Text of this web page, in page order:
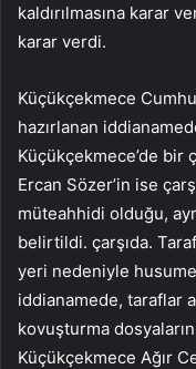
kaldırılmasına karar
karar verdi.
Küçükçekmece
hazırlanan
Küçükçekmece’de bir
Ercan Sözer’in ise
müteahhidi olduğu,
belirtildi. çarşıda.
yeri nedeniyle
iddianamede, taraflar
kovuşturma
Küçükçekmece Ağır